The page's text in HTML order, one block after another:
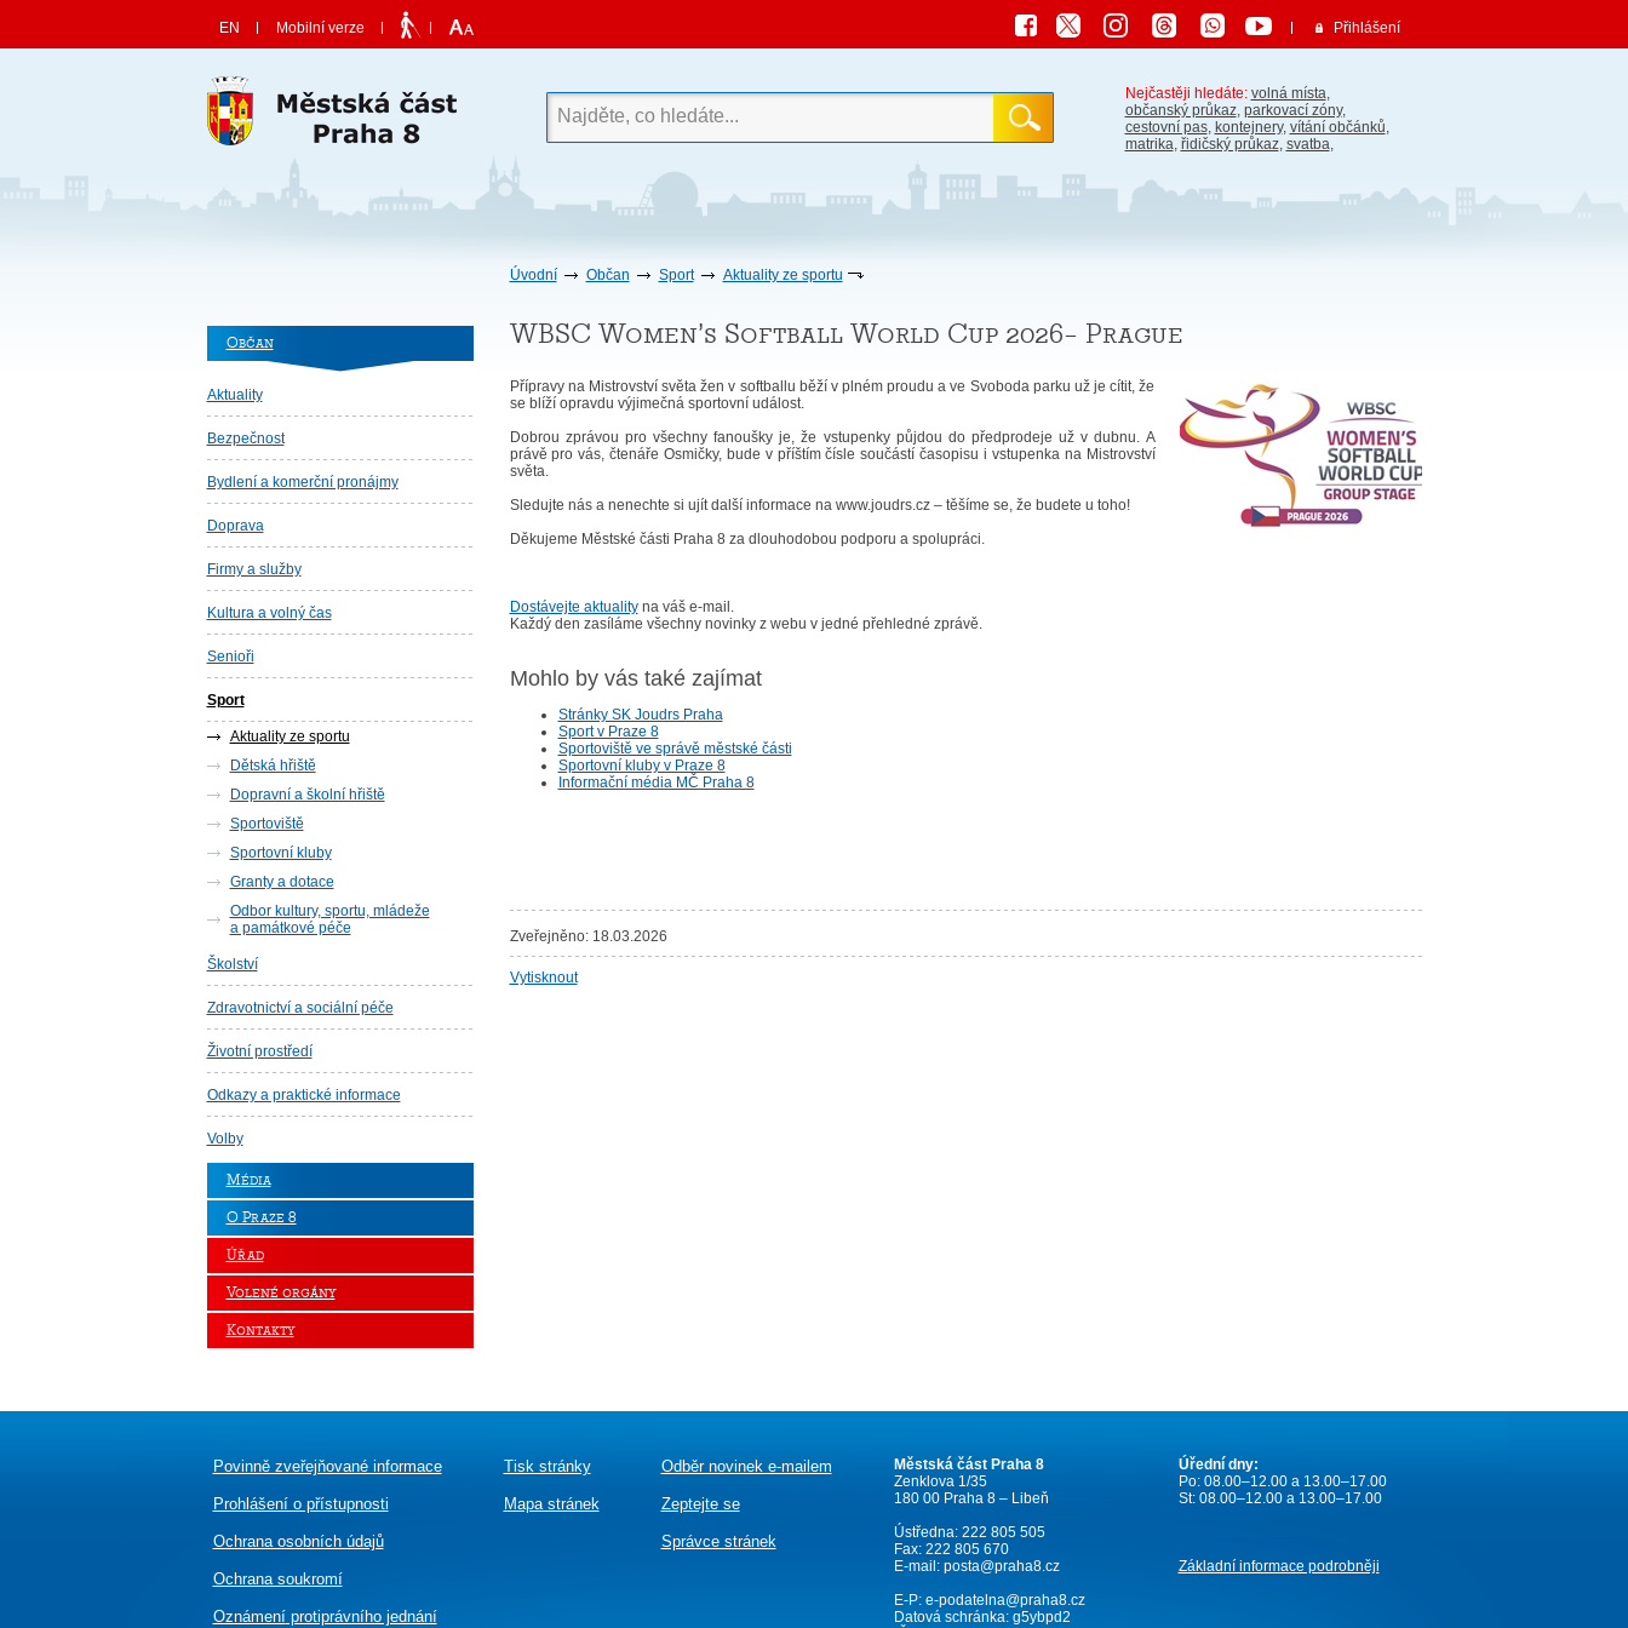
EN Mobilní verze Přihlášení
Nejčastěji hledáte: volná místa,
občanský průkaz, parkovací zóny,
cestovní pas, kontejnery, vítání občánků,
matrika, řidičský průkaz, svatba,
Úvodní Občan Sport Aktuality ze sportu
Občan
Aktuality
Bezpečnost
Bydlení a komerční pronájmy
Doprava
Firmy a služby
Kultura a volný čas
Senioři
Sport
Aktuality ze sportu
Dětská hřiště
Dopravní a školní hřiště
Sportoviště
Sportovní kluby
Granty a dotace
Odbor kultury, sportu, mládeže
a památkové péče
Školství
Zdravotnictví a sociální péče
Životní prostředí
Odkazy a praktické informace
Volby
Média
O Praze 8
Úřad
Volené orgány
Kontakty
WBSC Women’s Softball World Cup 2026– Prague
Přípravy na Mistrovství světa žen v softballu běží v plném proudu a ve Svoboda parku už je cítit, že
se blíží opravdu výjimečná sportovní událost.
Dobrou zprávou pro všechny fanoušky je, že vstupenky půjdou do předprodeje už v dubnu. A
právě pro vás, čtenáře Osmičky, bude v příštím čísle součástí časopisu i vstupenka na Mistrovství
světa.
Sledujte nás a nenechte si ujít další informace na www.joudrs.cz – těšíme se, že budete u toho!
Děkujeme Městské části Praha 8 za dlouhodobou podporu a spolupráci.
Dostávejte aktualityna váš e-mail.
Každý den zasíláme všechny novinky z webu v jedné přehledné zprávě.
Mohlo by vás také zajímat
Stránky SK Joudrs Praha
Sport v Praze 8
Sportoviště ve správě městské části
Sportovní kluby v Praze 8
Informační média MČ Praha 8
Zveřejněno: 18.03.2026
Vytisknout
Povinně zveřejňované informace
Prohlášení o přístupnosti
Ochrana osobních údajů
Ochrana soukromí
Oznámeníprotiprávního jednání
Tisk stránky
Mapa stránek
Odběr novinek e-mailem
Zeptejte se
Správce stránek
Městská část Praha 8
Zenklova 1/35
180 00 Praha 8 – Libeň
Ústředna: 222 805 505
Fax: 222 805 670
E-mail: posta@praha8.cz
E-P:e-podatelna@praha8.cz
Datová schránka: g5ybpd2
Úřední dny:
Po: 08.00–12.00 a 13.00–17.00
St: 08.00–12.00 a 13.00–17.00
Základní informace podrobněji